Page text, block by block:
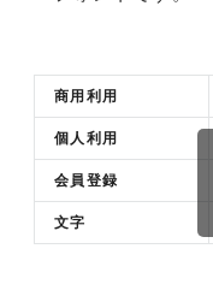
商用利用
個人利用
会員登録
文字